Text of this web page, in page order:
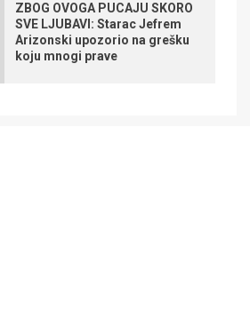
ZBOG OVOGA PUCAJU SKORO
SVE LJUBAVI: Starac Jefrem
Arizonski upozorio na grešku
koju mnogi prave